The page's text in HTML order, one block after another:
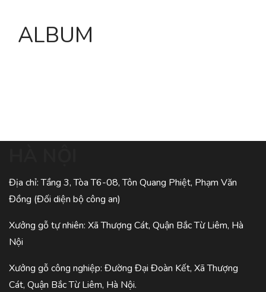
ALBUM
Địa chỉ: Tầng 3, Tòa T6-08, Tôn Quang Phiệt, Phạm Văn
Đồng (Đối diện bộ công an)
Xưởng gỗ tự nhiên: Xã Thượng Cát, Quận Bắc Từ Liêm, Hà
Nội
Xưởng gỗ công nghiệp: Đường Đại Đoàn Kết, Xã Thượng
Cát, Quận Bắc Từ Liêm, Hà Nội.